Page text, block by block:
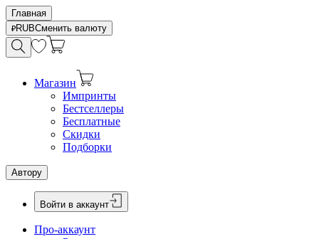
Главная
RUBСменить валюту
Магазин
Импринты
Бестселлеры
Бесплатные
Скидки
Подборки
Автору
Войти в аккаунт
Про-аккаунт